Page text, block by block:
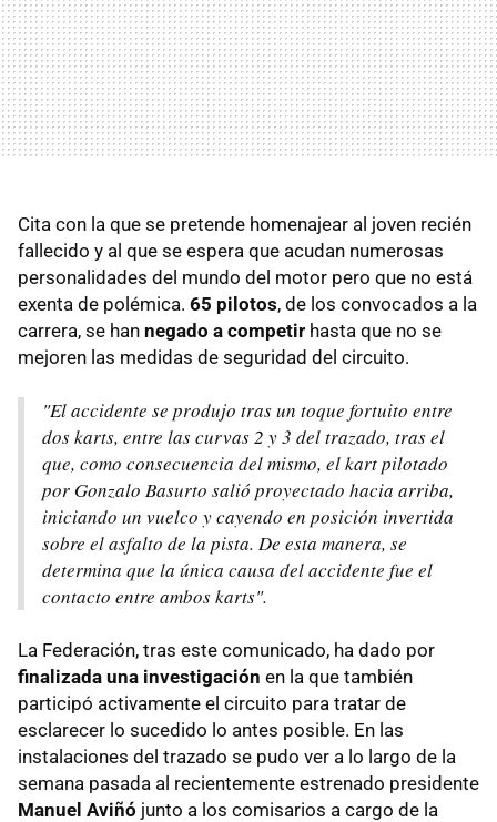
Cita con la que se pretende homenajear al joven recién
fallecido y al que se espera que acudan numerosas
personalidades del mundo del motor pero que no está
exenta de polémica. 65 pilotos, de los convocados a la
carrera, se han negado a competir hasta que no se
mejoren las medidas de seguridad del circuito.
"El accidente se produjo tras un toque fortuito entre
dos karts, entre las curvas 2 y 3 del trazado, tras el
que, como consecuencia del mismo, el kart pilotado
por Gonzalo Basurto salió proyectado hacia arriba,
iniciando un vuelco y cayendo en posición invertida
sobre el asfalto de la pista. De esta manera, se
determina que la única causa del accidente fue el
contacto entre ambos karts".
La Federación, tras este comunicado, ha dado por
finalizada una investigación en la que también
participó activamente el circuito para tratar de
esclarecer lo sucedido lo antes posible. En las
instalaciones del trazado se pudo ver a lo largo de la
semana pasada al recientemente estrenado presidente
Manuel Aviñó junto a los comisarios a cargo de la